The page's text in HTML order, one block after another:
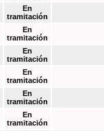
En
tramitación
En
tramitación
En
tramitación
En
tramitación
En
tramitación
En
tramitación